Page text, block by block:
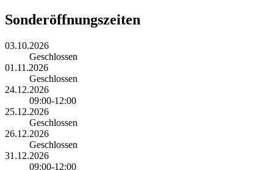
Sonderöffnungszeiten
03.10.2026
Geschlossen
01.11.2026
Geschlossen
24.12.2026
09:00-12:00
25.12.2026
Geschlossen
26.12.2026
Geschlossen
31.12.2026
09:00-12:00